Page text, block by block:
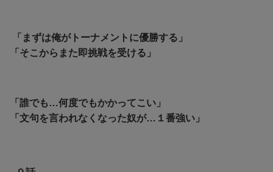
「まずは俺がトーナメントに優勝する」
「そこからまた即挑戦を受ける」
「誰でも…何度でもかかってこい」
「文句を言われなくなった奴が…１番強い」